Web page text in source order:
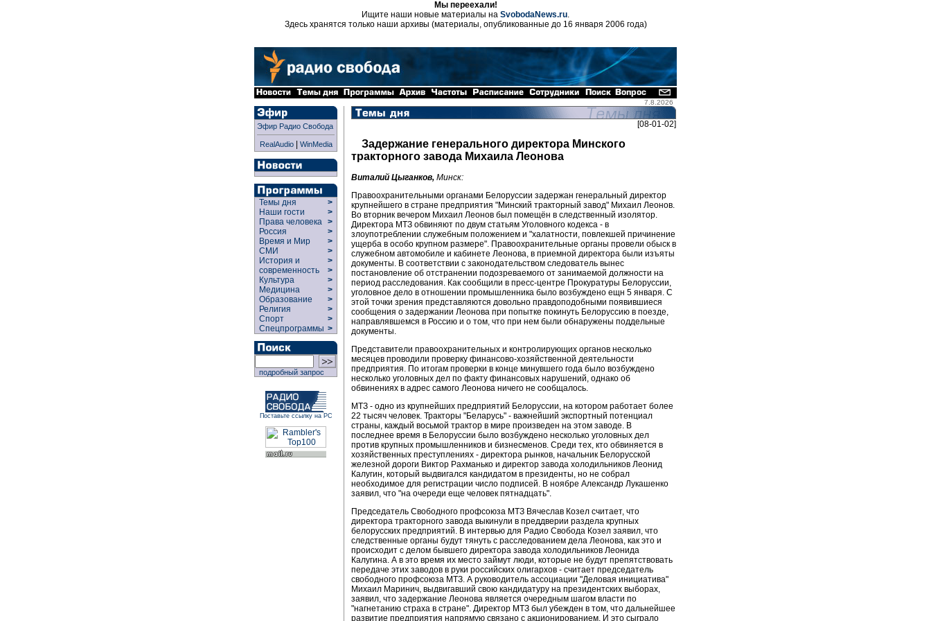
Мы переехали!
Ищите наши новые материалы на SvobodaNews.ru.
Здесь хранятся только наши архивы (материалы, опубликованные до 16 января 2006 года)
7.8.2026
Эфир Радио Свобода
RealAudio| WinMedia
Темы дня
>
Наши гости
>
Права человека >
Россия
>
Время и Мир
>
СМИ
>
История и
современность
>
>
Культура
>
Медицина
>
Образование
>
Религия
>
Спорт
>
Спецпрограммы >
подробный запрос
Поставьте ссылку на РС
[08-01-02]
Задержание генерального директора Минского
тракторного завода Михаила Леонова
Виталий Цыганков, Минск:
Правоохранительными органами Белоруссии задержан генеральный директор
крупнейшего в стране предприятия "Минский тракторный завод" Михаил Леонов.
Во вторник вечером Михаил Леонов был помещён в следственный изолятор.
Директора МТЗ обвиняют по двум статьям Уголовного кодекса - в
злоупотреблении служебным положением и "халатности, повлекшей причинение
ущерба в особо крупном размере". Правоохранительные органы провели обыск в
служебном автомобиле и кабинете Леонова, в приемной директора были изъяты
документы. В соответствии с законодательством следователь вынес
постановление об отстранении подозреваемого от занимаемой должности на
период расследования. Как сообщили в пресс-центре Прокуратуры Белоруссии,
уголовное дело в отношении промышленника было возбуждено ещн 5 января. С
этой точки зрения представляются довольно правдоподобными появившиеся
сообщения о задержании Леонова при попытке покинуть Белоруссию в поезде,
направлявшемся в Россию и о том, что при нем были обнаружены поддельные
документы.
Представители правоохранительных и контролирующих органов несколько
месяцев проводили проверку финансово-хозяйственной деятельности
предприятия. По итогам проверки в конце минувшего года было возбуждено
несколько уголовных дел по факту финансовых нарушений, однако об
обвинениях в адрес самого Леонова ничего не сообщалось.
МТЗ - одно из крупнейших предприятий Белоруссии, на котором работает более
22 тысяч человек. Тракторы "Беларусь" - важнейший экспортный потенциал
страны, каждый восьмой трактор в мире произведен на этом заводе. В
последнее время в Белоруссии было возбуждено несколько уголовных дел
против крупных промышленников и бизнесменов. Среди тех, кто обвиняется в
хозяйственных преступлениях - директора рынков, начальник Белорусской
железной дороги Виктор Рахманько и директор завода холодильников Леонид
Калугин, который выдвигался кандидатом в президенты, но не собрал
необходимое для регистрации число подписей. В ноябре Александр Лукашенко
заявил, что "на очереди еще человек пятнадцать".
Председатель Свободного профсоюза МТЗ Вячеслав Козел считает, что
директора тракторного завода выкинули в преддверии раздела крупных
белорусских предприятий. В интервью для Радио Свобода Козел заявил, что
следственные органы будут тянуть с расследованием дела Леонова, как это и
происходит с делом бывшего директора завода холодильников Леонида
Калугина. А в это время их место займут люди, которые не будут препятствовать
передаче этих заводов в руки российских олигархов - считает председатель
свободного профсоюза МТЗ. А руководитель ассоциации "Деловая инициатива"
Михаил Маринич, выдвигавший свою кандидатуру на президентских выборах,
заявил, что задержание Леонова является очередным шагом власти по
"нагнетанию страха в стране". Директор МТЗ был убежден в том, что дальнейшее
развитие предприятия напрямую связано с акционированием. И это сыграло